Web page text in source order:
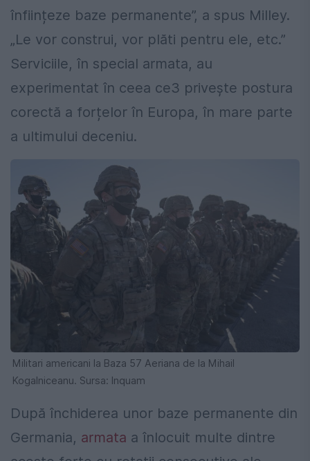
înființeze baze permanente”, a spus Milley.
„Le vor construi, vor plăti pentru ele, etc.”
Serviciile, în special armata, au
experimentat în ceea ce3 privește postura
corectă a forțelor în Europa, în mare parte
a ultimului deceniu.
Militari americani la Baza 57 Aeriana de la Mihail
Kogalniceanu. Sursa: Inquam
După închiderea unor baze permanente din
Germania, armata a înlocuit multe dintre